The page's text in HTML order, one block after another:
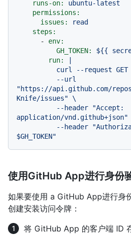
runs-on:
ubuntu-latest
permissions:
issues:
read
steps:
-
env:
GH_TOKEN:
${{
run:
"https://api.github.com/
Knife/issues" \
application/
使用GitHub App进行身份
如果要使用 a GitHub App进行身
创建安装访问令牌：
将 GitHub App 的客户端 ID